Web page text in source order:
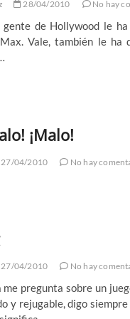
28/04/2010 No hay
de Hollywood le
Vale, también le ha
¡Malo!
27/04/2010
No hay
27/04/2010 No hay
me pregunta sobre un
y rejugable, digo siempre